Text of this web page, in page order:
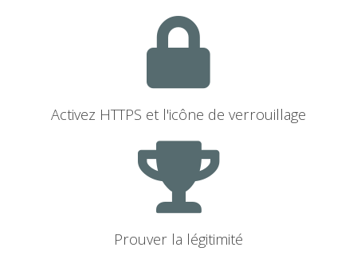
Activez HTTPS et l'icône de verrouillage
Prouver la légitimité